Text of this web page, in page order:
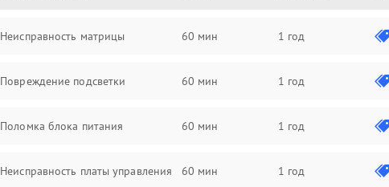
Неисправность матрицы 60 мин 1 год
Повреждение подсветки 60 мин 1 год
Поломка блока питания 60 мин 1 год
Неисправность платы управления 60 мин 1 год